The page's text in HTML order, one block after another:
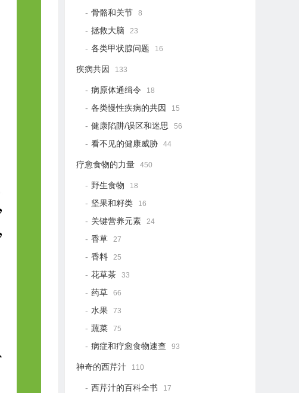
骨骼和关节 8
拯救大脑 23
各类甲状腺问题 16
疾病共因 133
病原体通缉令 18
各类慢性疾病的共因 15
健康陷阱/误区和迷思 56
看不见的健康威胁 44
疗愈食物的力量 450
野生食物 18
坚果和籽类 16
关键营养元素 24
香草 27
香料 25
花草茶 33
药草 66
水果 73
蔬菜 75
病症和疗愈食物速查 93
神奇的西芹汁 110
西芹汁的百科全书 17